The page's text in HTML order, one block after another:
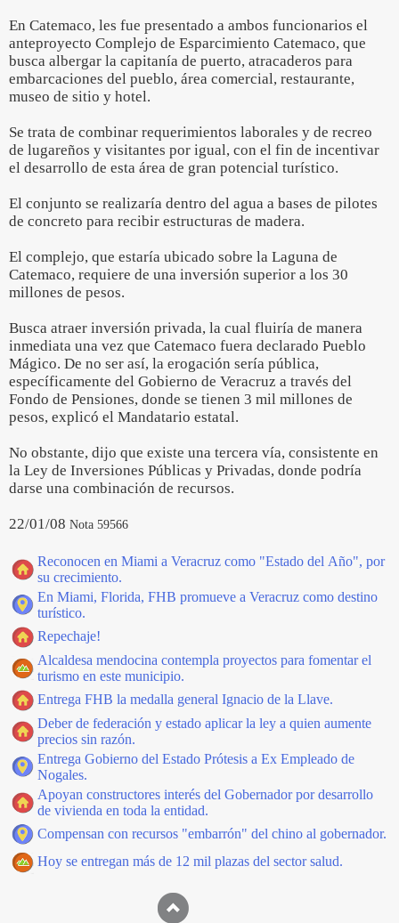
En Catemaco, les fue presentado a ambos funcionarios el
anteproyecto Complejo de Esparcimiento Catemaco, que
busca albergar la capitanía de puerto, atracaderos para
embarcaciones del pueblo, área comercial, restaurante,
museo de sitio y hotel.
Se trata de combinar requerimientos laborales y de recreo
de lugareños y visitantes por igual, con el fin de incentivar
el desarrollo de esta área de gran potencial turístico.
El conjunto se realizaría dentro del agua a bases de pilotes
de concreto para recibir estructuras de madera.
El complejo, que estaría ubicado sobre la Laguna de
Catemaco, requiere de una inversión superior a los 30
millones de pesos.
Busca atraer inversión privada, la cual fluiría de manera
inmediata una vez que Catemaco fuera declarado Pueblo
Mágico. De no ser así, la erogación sería pública,
específicamente del Gobierno de Veracruz a través del
Fondo de Pensiones, donde se tienen 3 mil millones de
pesos, explicó el Mandatario estatal.
No obstante, dijo que existe una tercera vía, consistente en
la Ley de Inversiones Públicas y Privadas, donde podría
darse una combinación de recursos.
22/01/08 Nota 59566
Reconocen en Miami a Veracruz como "Estado del Año", por
su crecimiento.
En Miami, Florida, FHB promueve a Veracruz como destino
turístico.
Repechaje!
Alcaldesa mendocina contempla proyectos para fomentar el
turismo en este municipio.
Entrega FHB la medalla general Ignacio de la Llave.
Deber de federación y estado aplicar la ley a quien aumente
precios sin razón.
Entrega Gobierno del Estado Prótesis a Ex Empleado de
Nogales.
Apoyan constructores interés del Gobernador por desarrollo
de vivienda en toda la entidad.
Compensan con recursos "embarrón" del chino al gobernador.
Hoy se entregan más de 12 mil plazas del sector salud.